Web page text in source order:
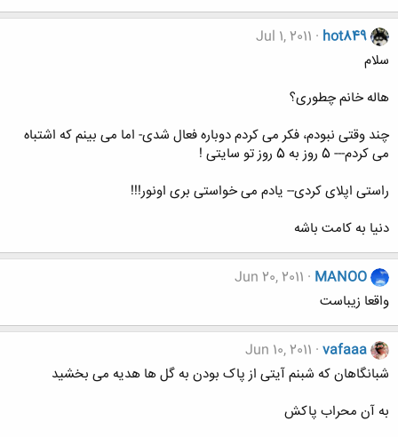
hot849
Jul 1, 2011
سلام
هاله خانم چطوری؟
چند وقتی نبودم، فکر می کردم دوباره فعال شدی- اما می بینم که اشتباه
می کردم--- 5 روز به 5 روز تو سایتی !
راستی اپلای کردی-- یادم می خواستی بری اونور!!!
دنیا به کامت باشه
MANOO
Jun 20, 2011
واقعا زيباست
vafaaa
Jun 10, 2011
شبانگاهان که شبنم آیتی از پاک بودن به گل ها هدیه می بخشید
به آن محراب پاکش